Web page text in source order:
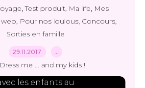
,Test produit, Ma life, Mes
, Pour nos loulous, Concours,
Sorties en famille
29.11.2017 …
me ... and my kids !